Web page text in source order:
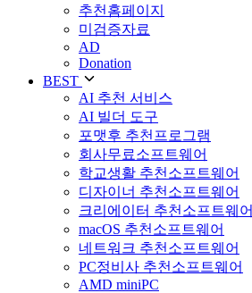
추천홈페이지
미검증자료
AD
Donation
BEST
AI 추천 서비스
AI 빌더 도구
포맷후 추천프로그램
회사무료소프트웨어
학교생활 추천소프트웨어
디자이너 추천소프트웨어
크리에이터 추천소프트웨어
macOS 추천소프트웨어
네트워크 추천소프트웨어
PC정비사 추천소프트웨어
AMD miniPC